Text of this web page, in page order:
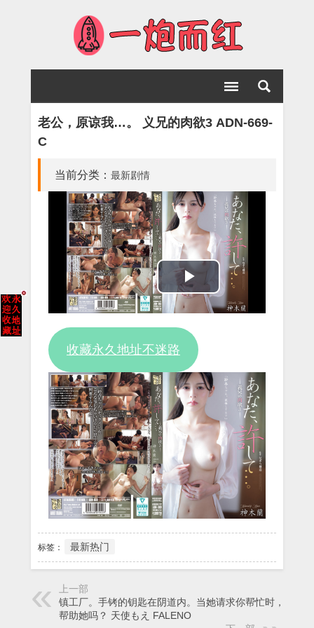
老公，原谅我…。 义兄的肉欲3 ADN-669-
C
当前分类： 最新剧情
Play
收藏永久地址不迷路
标签： 最新热门
上一部
镇工厂。手铐的钥匙在阴道内。当她请求你帮忙时，你能
帮助她吗？ 天使もえ FALENO